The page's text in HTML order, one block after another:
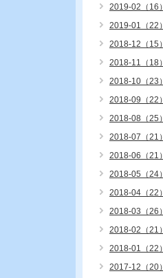
2019-02（16）
2019-01（22）
2018-12（15）
2018-11（18）
2018-10（23）
2018-09（22）
2018-08（25）
2018-07（21）
2018-06（21）
2018-05（24）
2018-04（22）
2018-03（26）
2018-02（21）
2018-01（22）
2017-12（20）